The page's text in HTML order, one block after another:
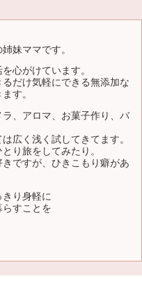
妹ママです。
心がけています。
だけ気軽にできる無添加な
す。
、アロマ、お菓子作り、バ
広く浅く試してきてます。
り旅をしてみたり。
ですが、ひきこもり癖があ
り身軽に
すことを